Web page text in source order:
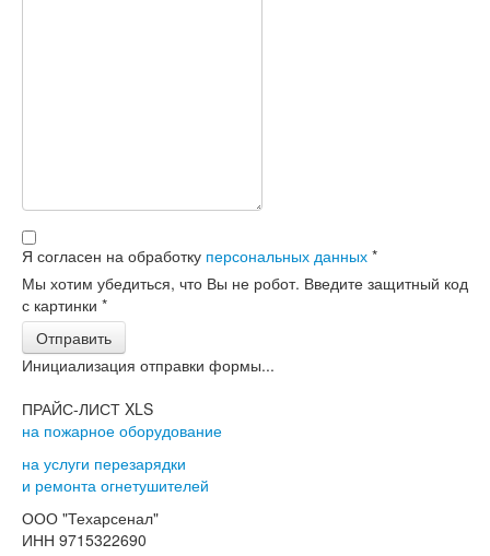
Я согласен на обработку персональных данных *
Мы хотим убедиться, что Вы не робот. Введите защитный код
с картинки *
Отправить
Инициализация отправки формы...
ПРАЙС-ЛИСТ XLS
на пожарное оборудование
на услуги перезарядки
и ремонта огнетушителей
ООО "Техарсенал"
ИНН 9715322690